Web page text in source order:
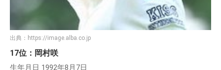
出典： https://image.alba.co.jp
17位：岡村咲
生年月日 1992年8月7日